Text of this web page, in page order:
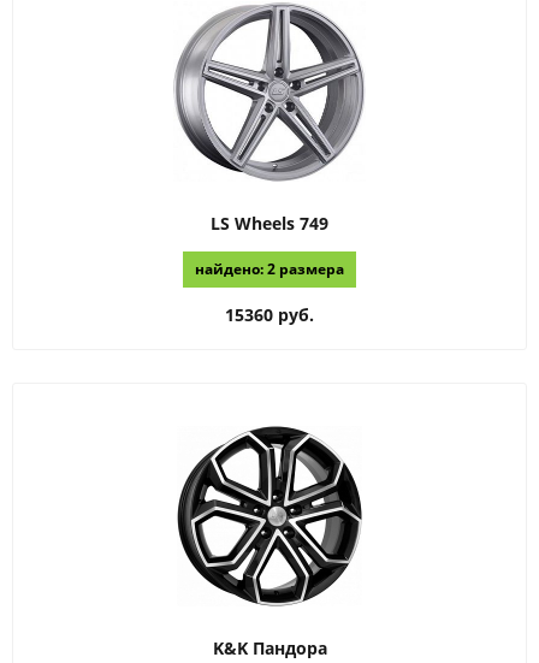
LS Wheels 749
найдено: 2 размера
15360 руб.
K&K Пандора